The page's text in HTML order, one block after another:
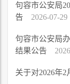
句容市公安局
告
2026-07-29
句容市公安局
结果公告
关于对2026年2